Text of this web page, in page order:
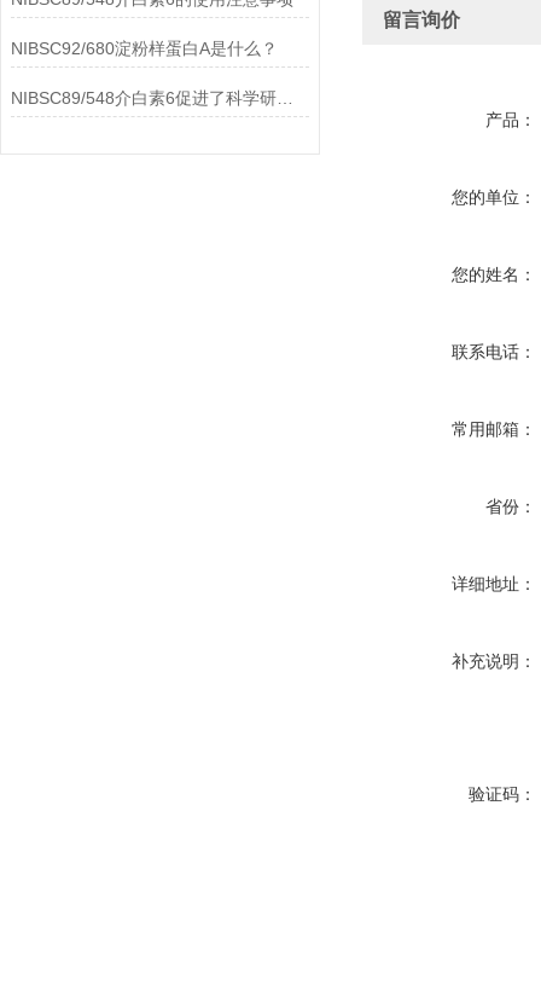
NIBSC92/680淀粉样蛋白A是什么？
NIBSC89/548介白素6促进了科学研究的进步
留言询价
产品：
您的单位：
您的姓名：
联系电话：
常用邮箱：
省份：
详细地址：
补充说明：
验证码：